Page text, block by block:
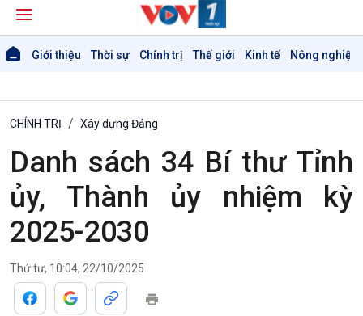
Giới thiệu Thời sự Chính trị Thế giới Kinh tế Nông nghiệp
Giới thiệu
CHÍNH TRỊ Xây dựng Đảng
Danh sách 34 Bí thư Tỉnh
ủy, Thành ủy nhiệm kỳ
2025-2030
Thứ tư, 10:04, 22/10/2025